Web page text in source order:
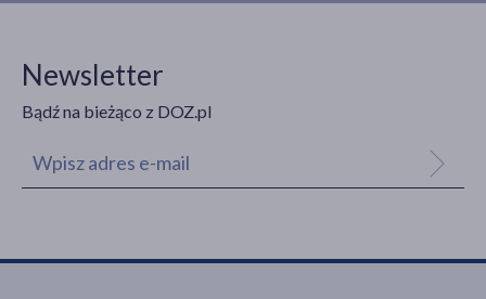
Newsletter
Bądź na bieżąco z DOZ.pl